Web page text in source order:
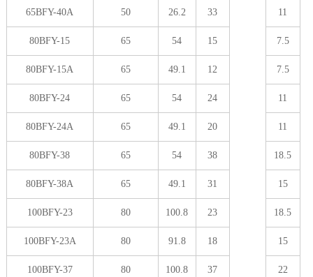
65BFY-40A 50 26.2 33 11
80BFY-15 65 54 15 7.5
80BFY-15A 65 49.1 12 7.5
80BFY-24 65 54 24 11
80BFY-24A 65 49.1 20 11
80BFY-38 65 54 38 18.5
80BFY-38A 65 49.1 31 15
100BFY-23 80 100.8 23 18.5
100BFY-23A 80 91.8 18 15
100BFY-37 80 100.8 37 22